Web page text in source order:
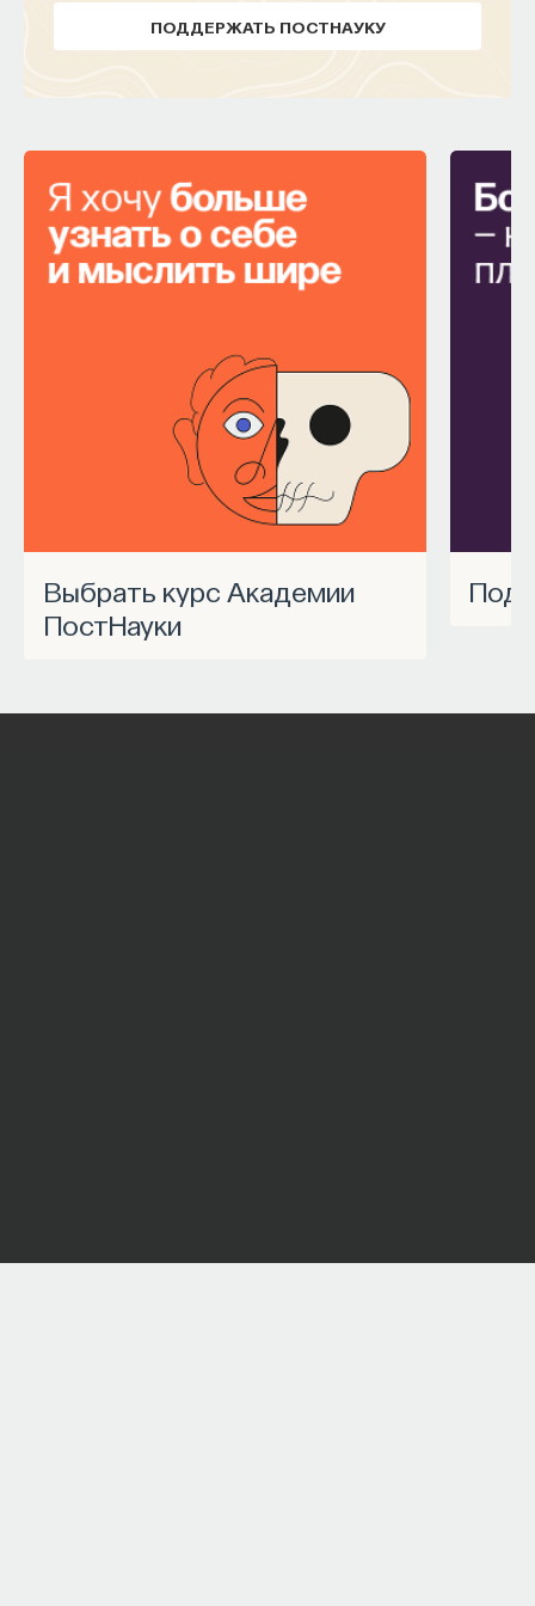
ПОДДЕРЖАТЬ ПОСТНАУКУ
Выбрать курс Академии
ПостНауки